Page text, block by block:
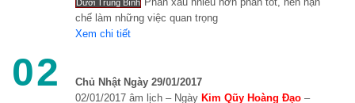
Dưới Trung Bình
chế làm những việc quan trọng
Xem chi tiết
02
Chủ Nhật Ngày 29/01/2017
02/01/2017 âm lịch – Ngày Kim Qũy Hoàng Đạo –